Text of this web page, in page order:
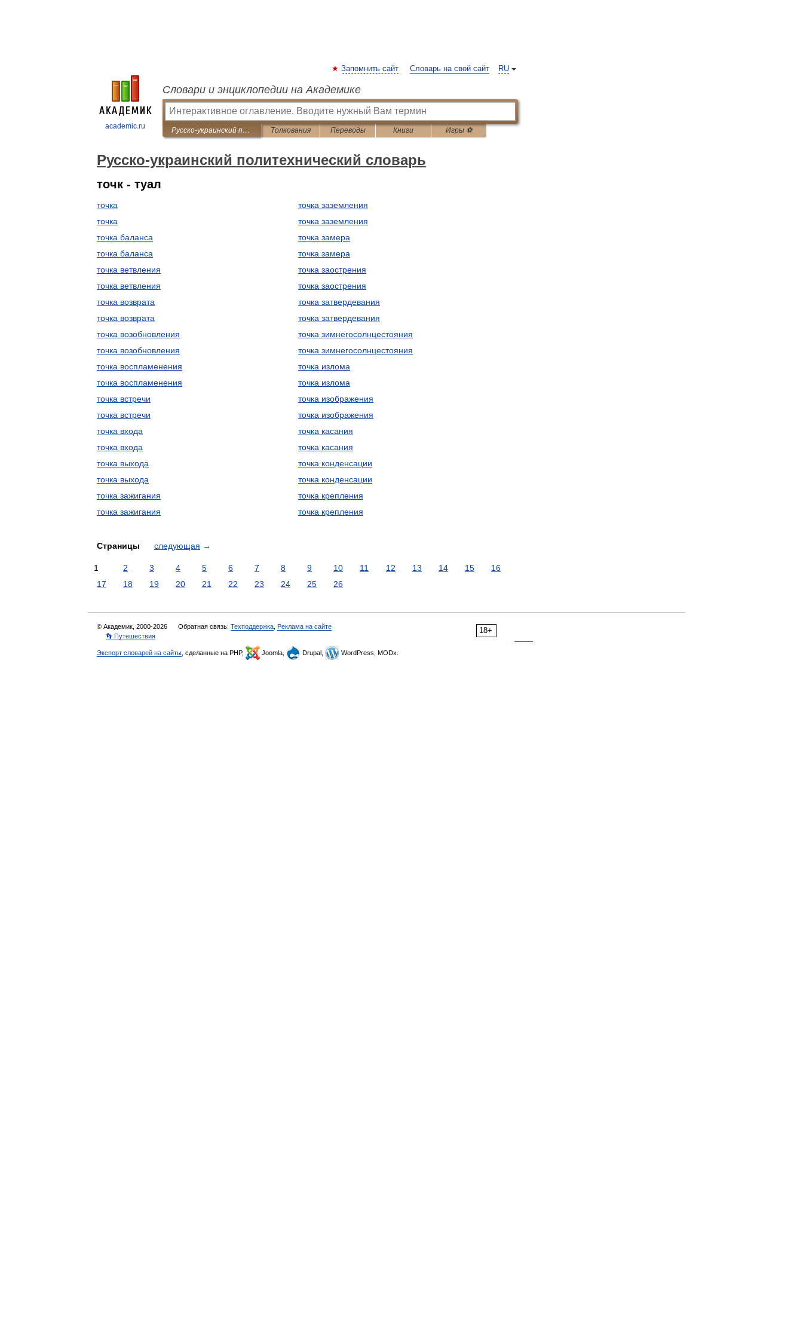
academic.ru
RU
Запомнить сайт Словарь на свой сайт
Словари и энциклопедии на Академике
Русско-украинский политехнический словарь Толкования Переводы Книги Игры ⚽
Русско-украинский политехнический словарь
точк - туал
точка
точка
точка баланса
точка баланса
точка ветвления
точка ветвления
точка возврата
точка возврата
точка возобновления
точка возобновления
точка воспламенения
точка воспламенения
точка встречи
точка встречи
точка входа
точка входа
точка выхода
точка выхода
точка зажигания
точка зажигания
точка заземления
точка заземления
точка замера
точка замера
точка заострения
точка заострения
точка затвердевания
точка затвердевания
точка зимнегосолнцестояния
точка зимнегосолнцестояния
точка излома
точка излома
точка изображения
точка изображения
точка касания
точка касания
точка конденсации
точка конденсации
точка крепления
точка крепления
Страницы следующая →
1 2 3 4 5 6 7 8 9 10 11 12 13 14 15
16
17
18 19 20 21 22 23 24 25 26
18+
© Академик, 2000-2026 Обратная связь: Техподдержка Реклама на сайте
👣 Путешествия
Экспорт словарей на сайты , сделанные на PHP, Joomla, Drupal, WordPress, MODx.